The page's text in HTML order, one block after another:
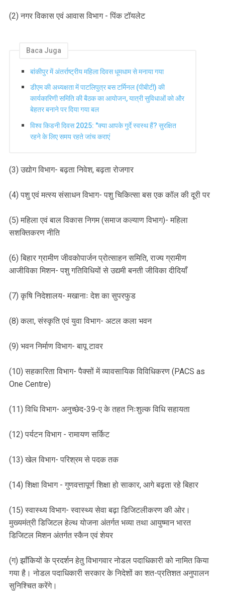
(2) नगर विकास एवं आवास विभाग - पिंक टॉयलेट
Baca Juga
बांकीपुर में अंतर्राष्ट्रीय महिला दिवस धूमधाम से मनाया गया
डीएम की अध्यक्षता में पाटलिपुत्र बस टर्मिनल (पीबीटी) की
कार्यकारिणी समिति की बैठक का आयोजन, यात्री सुविधाओं को और
बेहतर बनाने पर दिया गया बल
विश्व किडनी दिवस 2025: "क्या आपके गुर्दे स्वस्थ हैं? सुरक्षित
रहने के लिए समय रहते जांच कराएं
(3) उद्योग विभाग- बढ़ता निवेश, बढ़ता रोजगार
(4) पशु एवं मत्स्य संसाधन विभाग- पशु चिकित्सा बस एक कॉल की दूरी पर
(5) महिला एवं बाल विकास निगम (समाज कल्याण विभाग)- महिला
सशक्तिकरण नीति
(6) बिहार ग्रामीण जीवकोपार्जन प्रोत्साहन समिति, राज्य ग्रामीण
आजीविका मिशन- पशु गतिविधियों से उद्यमी बनती जीविका दीदियाँ
(7) कृषि निदेशालय- मखानाः देश का सुपरफुड
(8) कला, संस्कृति एवं युवा विभाग- अटल कला भवन
(9) भवन निर्माण विभाग- बापू टावर
(10) सहकारिता विभाग- पैक्सों में व्यावसायिक विविधिकरण (PACS as
One Centre)
(11) विधि विभाग- अनुच्छेद-39-ए के तहत निःशुल्क विधि सहायता
(12) पर्यटन विभाग - रामायण सर्किट
(13) खेल विभाग- परिश्रम से पदक तक
(14) शिक्षा विभाग - गुणवत्तापूर्ण शिक्षा हो साकार, आगे बढ़ता रहे बिहार
(15) स्वास्थ्य विभाग- स्वास्थ्य सेवा बढ़ा डिजिटलीकरण की ओर।
मुख्यमंत्री डिजिटल हेल्थ योजना अंतर्गत भव्या तथा आयुष्मान भारत
डिजिटल मिशन अंतर्गत स्कैन एवं शेयर
(ग) झाँकियों के प्रदर्शन हेतु विभागवार नोडल पदाधिकारी को नामित किया
गया है। नोडल पदाधिकारी सरकार के निदेशों का शत-प्रतिशत अनुपालन
सुनिश्चित करेंगे।